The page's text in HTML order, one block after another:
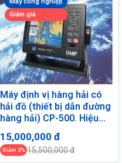
Giảm giá
Máy định vị hàng hải có
hải đồ (thiết bị dẫn đường
hàng hải) CP-500. Hiệu
JMC. Mới 100%
15,000,000 đ
Giảm 3% 15,500,000 đ